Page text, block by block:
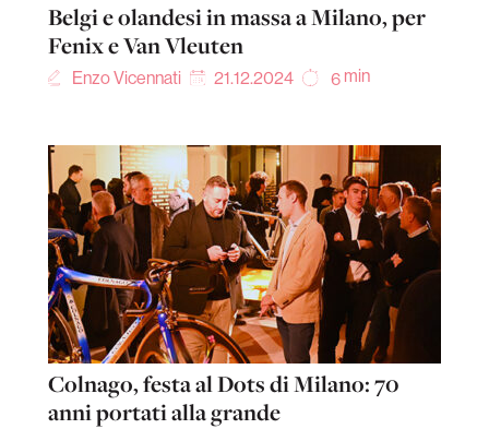
Belgi e olandesi in massa a Milano, per
Fenix e Van Vleuten
Enzo Vicennati 21.12.2024 6 min
Colnago, festa al Dots di Milano: 70
anni portati alla grande